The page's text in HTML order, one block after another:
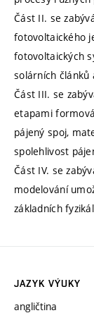
Část II. se
fotovoltaického
fotovoltaických
solárních článků
Část III. se
etapami
pájený spoj,
spolehlivost
Část IV. se
modelování
základních
JAZYK VÝUKY
angličtina